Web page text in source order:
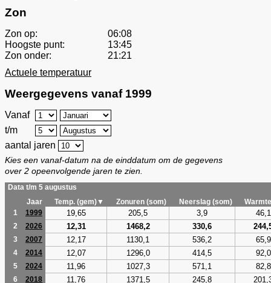
Zon
Zon op:
06:08
Hoogste punt:
13:45
Zon onder:
21:21
Actuele temperatuur
Weergegevens vanaf 1999
Vanaf
t/m
aantal jaren
Kies een vanaf-datum na de einddatum om de gegevens
over 2 opeenvolgende jaren te zien.
Data t/m 5 augustus
Jaar
Temp. (gem)▼ Zonuren (som) Neerslag (som)
1
1999 19,65 205,5 3,9 46,1
2 2026 12,31 1468,2 330,6
3 2007 12,17 1130,1 536,2 65,9
4 2014 12,07 1296,0 414,5 92,0
5 2024 11,96 1027,3 571,1 82,8
6 2018 11,76 1371,5 245,8